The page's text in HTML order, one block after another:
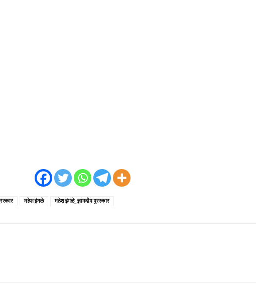
महेश इंगळे महेश इंगळे_ ज्ञानदीप पुरस्कार